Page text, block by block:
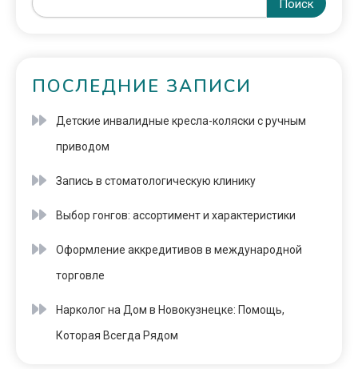
Поиск
ПОСЛЕДНИЕ ЗАПИСИ
Детские инвалидные кресла-коляски с ручным
приводом
Запись в стоматологическую клинику
Выбор гонгов: ассортимент и характеристики
Оформление аккредитивов в международной
торговле
Нарколог на Дом в Новокузнецке: Помощь,
Которая Всегда Рядом